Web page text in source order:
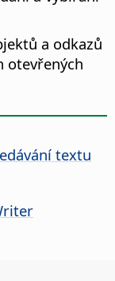
a odkazů
otevřených
textu